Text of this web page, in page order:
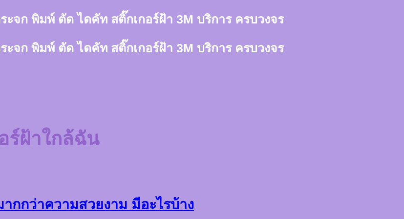
ะจก พิมพ์ ตัด ไดคัท สติ๊กเกอร์ฝ้า 3M บริการ ครบวงจร
ะจก พิมพ์ ตัด ไดคัท สติ๊กเกอร์ฝ้า 3M บริการ ครบวงจร
ร์ฝ้าใกล้ฉัน
กกว่าความสวยงาม มีอะไรบ้าง